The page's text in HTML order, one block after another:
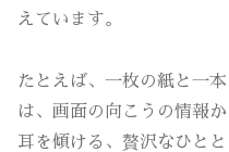
えています。
たとえば、一枚の紙と一
は、画面の向こうの情報
耳を傾ける、贅沢なひと